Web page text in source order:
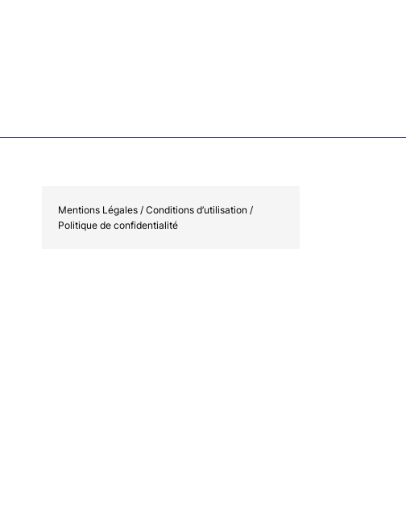
Mentions Légales / Conditions d’utilisation /
Politique de confidentialité